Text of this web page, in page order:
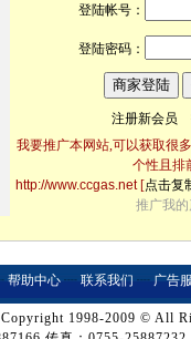
登陆帐号：
登陆密码：
注册新会员
我要推广本网站,可以获取很
个性且排
http://www.ccgas.net[点击复
推广我
帮助中心 ┈ 联系我们 ┈ 广告
Copyright 1998-2009 © All